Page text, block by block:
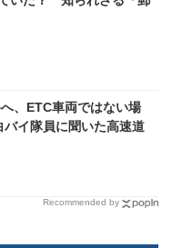
、ETC車両ではない場
イ隊員に聞いた高速道
Recommended by